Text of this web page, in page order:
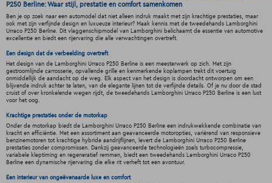
P250 Berline: Waar stijl, prestatie en comfort samenkomen
Ben je op zoek naar een automodel dat niet alleen indruk maakt met zijn krachtige prestaties, maar
ook met zijn verfijnde design en luxueuze interieur? Maak kennis met de tweedehands Lamborghini
Urraco P250 Berline. Dit vlaggenschipmodel van Lamborghini belichaamt de essentie van automotive
excellentie en biedt een rijervaring die alle verwachtingen overtreft.
Een design dat de verbeelding overtreft
Het design van de Lamborghini Urraco P250 Berline is een meesterwerk op zich. Met zijn
gestroomlijnde carrosserie, opvallende grille en kenmerkende koplampen trekt dit voertuig
onmiddellijk de aandacht op de weg. Elk aspect van het design is doordacht ontworpen om een
blijvende indruk achter te laten, van de elegante lijnen tot de verfijnde details. Of je nu door de stad
cruist of over kronkelende wegen rijdt, de tweedehands Lamborghini Urraco P250 Berline is een lust
voor het oog.
Krachtige prestaties onder de motorkap
Onder de motorkap biedt de Lamborghini Urraco P250 Berline een indrukwekkende combinatie van
kracht en efficiëntie. Met een assortiment aan geavanceerde motoropties, variërend van responsieve
benzinemotoren tot krachtige hybride aandrijflijnen, levert de Lamborghini Urraco P250 Berline
prestaties zonder compromissen. Dankzij geavanceerde technologieën zoals turbocompressie,
variabele kleptiming en regeneratief remmen, biedt een tweedehands Lamborghini Urraco P250
Berline een dynamische rijervaring die elke rit verheft tot een avontuur.
Een interieur van ongeëvenaarde luxe en comfort